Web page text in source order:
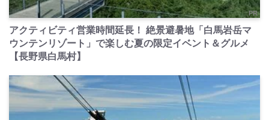
PR
アクティビティ営業時間延長！ 絶景避暑地「白馬岩岳マ
ウンテンリゾート」で楽しむ夏の限定イベント＆グルメ
【長野県白馬村】